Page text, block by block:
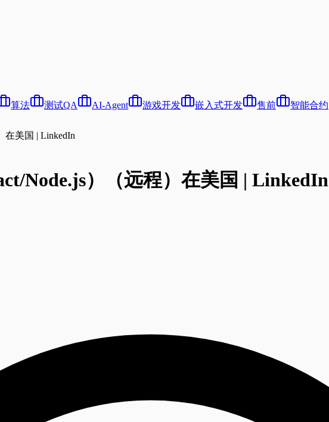
算法 测试QA AI-Agent 游戏开发 嵌入式开发 售前 智能合约
在美国 | LinkedIn
Node.js）（远程）在美国 | LinkedIn